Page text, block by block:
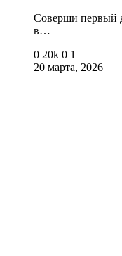
Соверши первый
в…
0 20k 0 1
20 марта, 2026